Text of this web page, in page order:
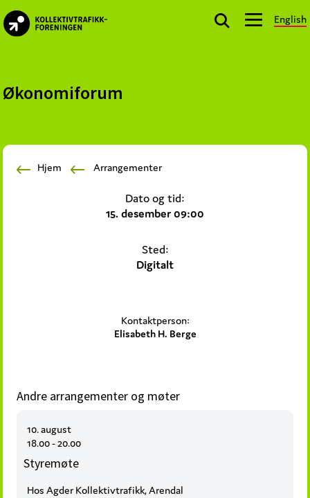
Skip
to
Skip
to
Skip
to
English
offentlige
kjøper
Økonomiforum
Hjem Arrangementer
Dato og tid:
15. desember 09:00
Sted:
Digitalt
Kontaktperson:
Elisabeth H. Berge
Andre arrangementer og møter
10. august
18.00 - 20.00
Styremøte
Hos Agder Kollektivtrafikk, Arendal